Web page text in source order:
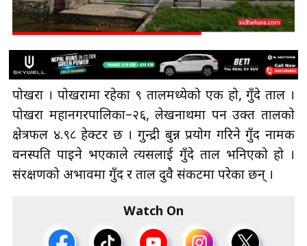
पोखरा । पोखरामा रहेका ९ तालमध्येको एक हो, गुँदे ताल ।
पोखरा महानगरपालिका–२६, लेखनाथमा पर्ने उक्त तालको
क्षेत्रफल ४.९८ हेक्टर छ । गुन्द्री बुन्न प्रयोग गरिने गुँद नामक
वनस्पति पाइने भएकाले त्यसलाई गुँदे ताल भनिएको हो ।
संरक्षणको अभावमा गुँद र ताल दुवै संकटमा परेका छन् ।
Watch On